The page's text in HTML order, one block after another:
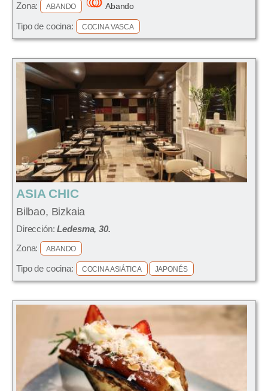
Zona:
ABANDO Abando
Tipo de cocina: COCINA VASCA
ASIA CHIC
Bilbao, Bizkaia
Dirección:Ledesma, 30.
Zona:
ABANDO
Tipo de cocina: COCINA ASIÁTICA JAPONÉS